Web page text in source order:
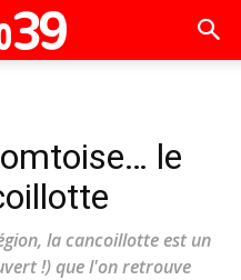
le
la cancoillotte est un
!) que l'on retrouve